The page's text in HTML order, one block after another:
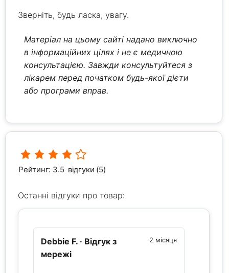
Зверніть, будь ласка, увагу.
Матеріал на цьому сайті надано виключно
в інформаційних цілях і не є медичною
консультацією. Завжди консультуйтеся з
лікарем перед початком будь-якої дієти
або програми вправ.
Рейтинг: 3.5 відгуки (5)
Останні відгуки про товар:
2 місяця
Debbie F. · Відгук з
мережі